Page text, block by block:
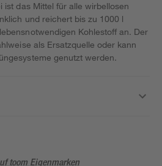
ist das Mittel für alle wirbellosen
und reichert bis zu 1000 l
Kohlestoff an. Der
als Ersatzquelle oder kann
genutzt werden.
toom Eigenmarken